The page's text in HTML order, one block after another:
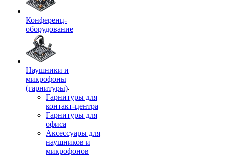
Конференц-
оборудование
Наушники и
микрофоны
(гарнитуры)
Гарнитуры для
контакт-центра
Гарнитуры для
офиса
Аксессуары для
наушников и
микрофонов